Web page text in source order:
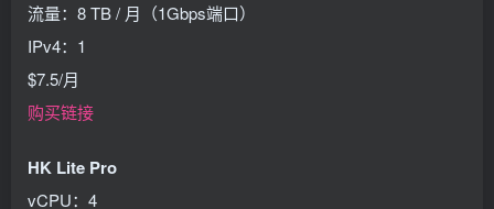
流量：8 TB / 月（1Gbps端口）
IPv4：1
$7.5/月
购买链接
HK Lite Pro
vCPU：4